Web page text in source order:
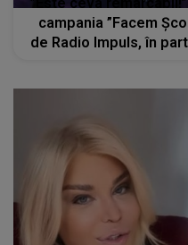
campania ”Facem
de Radio Impuls, în